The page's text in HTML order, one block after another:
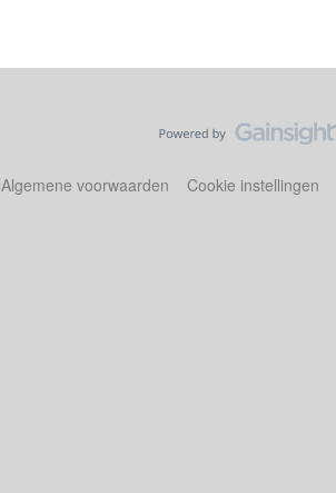
Algemene voorwaarden Cookie instellingen